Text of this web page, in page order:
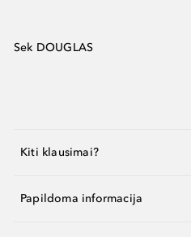
Sek DOUGLAS
Kiti klausimai?
Papildoma informacija